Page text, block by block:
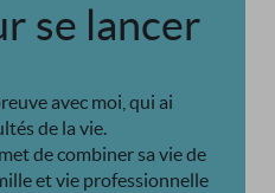
se lancer
avec moi, qui ai
de la vie.
de combiner sa vie de
et vie professionnelle